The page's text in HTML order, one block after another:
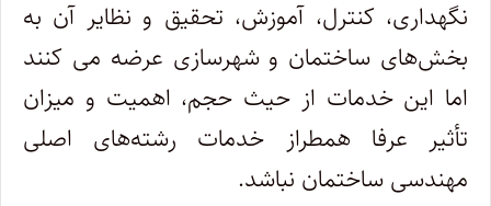
نگهداری، کنترل، آموزش، تحقیق و نظایر آن به
بخش‌های ساختمان و شهرسازی عرضه می ‌کنند
اما این خدمات از‌ حیث حجم، اهمیت و میزان
تأثیر عرفا همطراز خدمات رشته‌های اصلی
مهندسی ساختمان نباشد.